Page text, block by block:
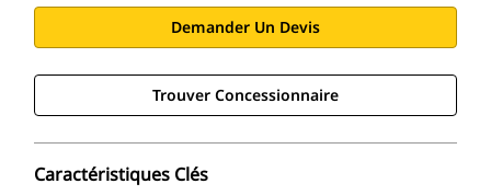
Demander Un Devis
Trouver Concessionnaire
Caractéristiques Clés